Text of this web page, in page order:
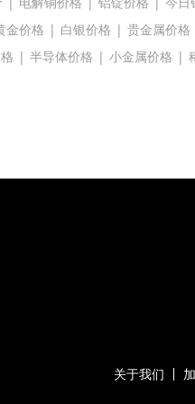
金价格 | 白银价格 | 贵金属价格
| 半导体价格 | 小金属价格 |
关于我们